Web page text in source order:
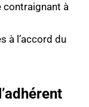
contraignant à
à l’accord du